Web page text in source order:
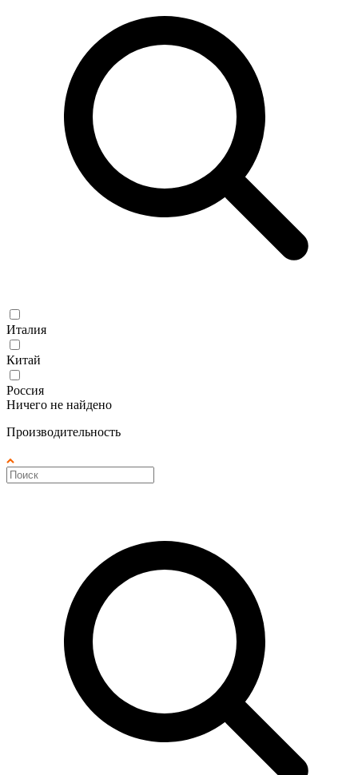
Италия
Китай
Россия
Ничего не найдено
Производительность